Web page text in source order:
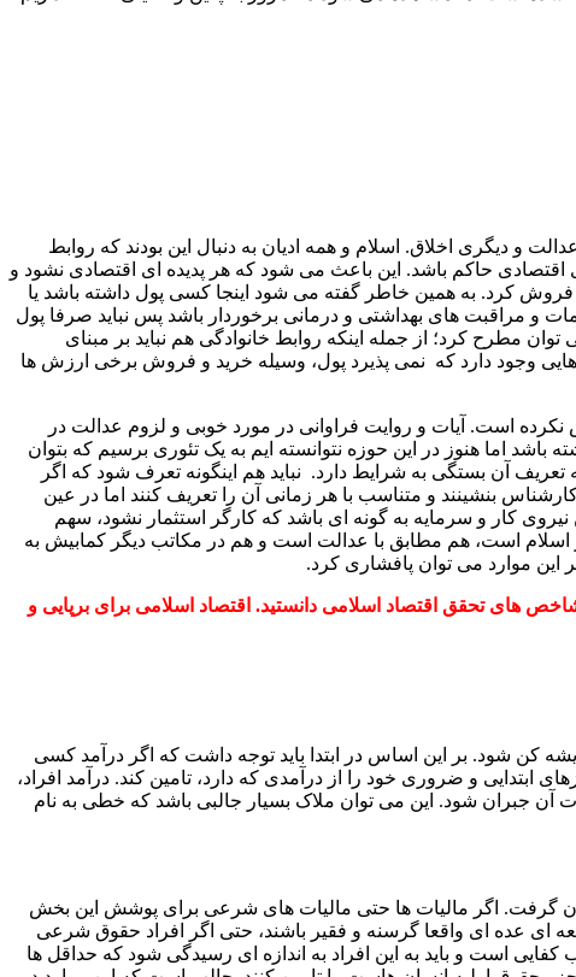
و دیگری اخلاق. اسلام و همه ادیان به دنبال این بودند که روابط
اقتصادی حاکم باشد. این باعث می شود که هر پدیده ای اقتصادی نشود و
و فروش کرد. به همین خاطر گفته می شود اینجا کسی پول داشته باشد یا
و مراقبت های بهداشتی و درمانی برخوردار باشد پس نباید صرفا پول
مطرح کرد؛ از جمله اینکه روابط خانوادگی هم نباید بر مبنای
وجود دارد که نمی پذیرد پول، وسیله خرید و فروش برخی ارزش ها
است. آیات و روایت فراوانی در مورد خوبی و لزوم عدالت در
اما هنوز در این حوزه نتوانسته ایم به یک تئوری برسیم که بتوان
آن بستگی به شرایط دارد. نباید هم اینگونه تعرف شود که اگر
بنشینند و متناسب با هر زمانی آن را تعریف کنند اما در عین
نیروی کار و سرمایه به گونه ای باشد که کارگر استثمار نشود، سهم
اسلام است، هم مطابق با عدالت است و هم در مکاتب دیگر کمابیش به
این موارد می توان پافشاری کرد.
های تحقق اقتصاد اسلامی دانستید. اقتصاد اسلامی برای برپایی و
شود. بر این اساس در ابتدا باید توجه داشت که اگر درآمد کسی
ابتدایی و ضروری خود را از درآمدی که دارد، تامین کند. درآمد افراد،
آن جبران شود. این می توان ملاک بسیار جالبی باشد که خطی به نام
گرفت. اگر مالیات ها حتی مالیات های شرعی برای پوشش این بخش
ای عده ای واقعا گرسنه و فقیر باشند، حتی اگر افراد حقوق شرعی
کفایی است و باید به این افراد به اندازه ای رسیدگی شود که حداقل ها